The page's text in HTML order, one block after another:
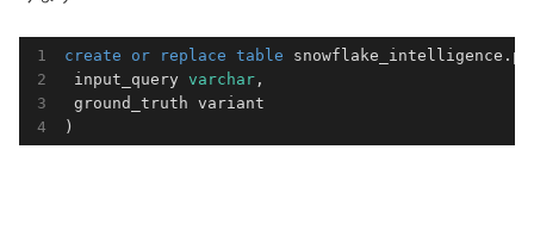
create or replace table
input_query varchar ,
ground_truth variant
)